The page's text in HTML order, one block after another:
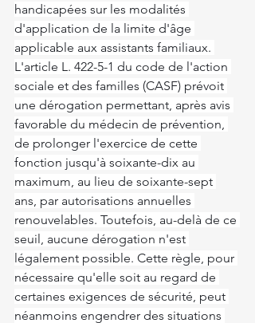
handicapées sur les modalités
d'application de la limite d'âge
applicable aux assistants familiaux.
L'article L. 422-5-1 du code de l'action
sociale et des familles (CASF) prévoit
une dérogation permettant, après avis
favorable du médecin de prévention,
de prolonger l'exercice de cette
fonction jusqu'à soixante-dix au
maximum, au lieu de soixante-sept
ans, par autorisations annuelles
renouvelables. Toutefois, au-delà de ce
seuil, aucune dérogation n'est
légalement possible. Cette règle, pour
nécessaire qu'elle soit au regard de
certaines exigences de sécurité, peut
néanmoins engendrer des situations